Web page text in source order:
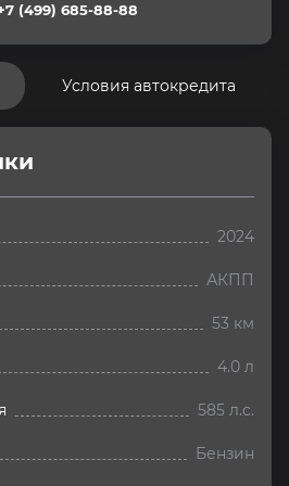
(499) 685-88-88
Условия автокредита
2024
АКПП
53 км
4.0 л
585 л.с.
Бензин